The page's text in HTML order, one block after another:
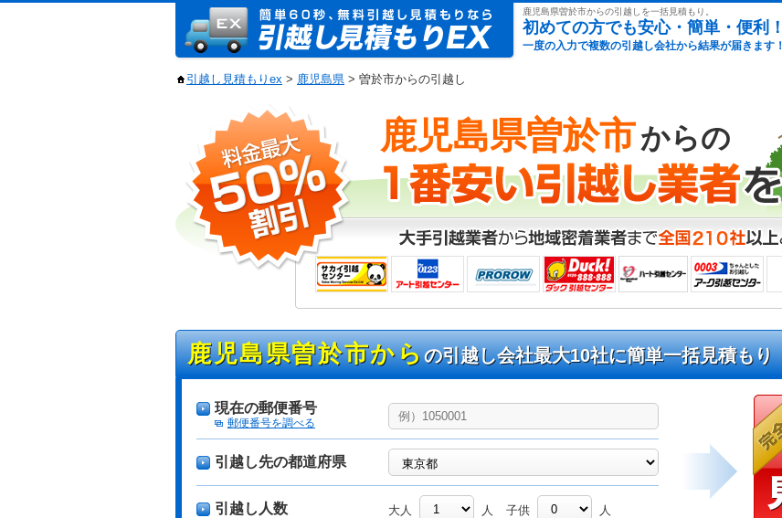
鹿児島県曽於市からの引越しを一括見積もり。
引越し見積もりex
初めての方でも安心・簡単・便利！
一度の入力で複数の引越し会社から結果が届きます！
引越し見積もりex > 鹿児島県 > 曽於市からの引越し
鹿児島県曽於市からの
鹿児島県曽於市からの引越し会社最大10社に簡単一括見積もり
現在の郵便番号
郵便番号を調べる
引越し先の都道府県
引越し人数 大人 人 子供 人